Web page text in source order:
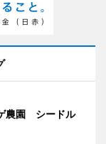
農園 シードル